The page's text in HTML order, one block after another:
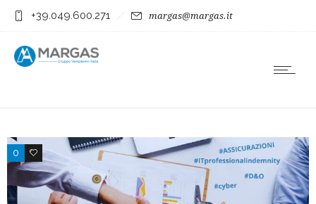
+39.049.600.271 margas@margas.it
0 0